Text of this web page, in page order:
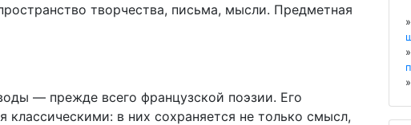
творчества, письма, мысли. Предметная
— прежде всего французской поэзии. Его
в них сохраняется не только смысл,
»
»
»